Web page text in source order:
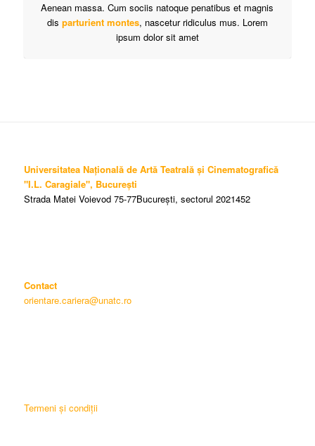
Aenean massa. Cum sociis natoque penatibus et magnis
dis parturient montes, nascetur ridiculus mus. Lorem
ipsum dolor sit amet
Universitatea Națională de Artă Teatrală și Cinematografică
"I.L. Caragiale", București
Strada Matei Voievod 75-77București, sectorul 2021452
Contact
orientare.cariera@unatc.ro
Termeni și condiții